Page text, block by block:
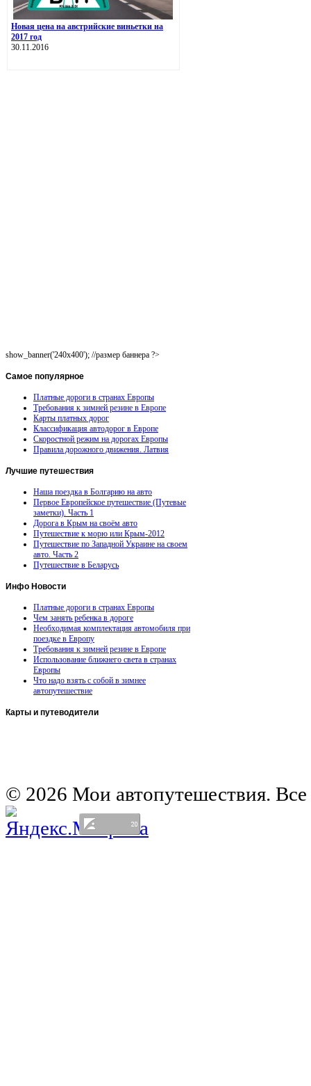
Новая цена на австрийские виньетки на
2017 год
30.11.2016
show_banner('240x400'); //размер баннера ?>
Самое популярное
Платные дороги в странах Европы
Требования к зимней резине в Европе
Карты платных дорог
Классификация автодорог в Европе
Скоростной режим на дорогах Европы
Правила дорожного движения. Латвия
Лучшие путешествия
Наша поездка в Болгарию на авто
Первое Европейское путешествие (Путевые
заметки). Часть 1
Дорога в Крым на своём авто
Путешествие к морю или Крым-2012
Путешествие по Западной Украине на своем
авто. Часть 2
Путешествие в Беларусь
Инфо Новости
Платные дороги в странах Европы
Чем занять ребенка в дороге
Необходимая комплектация автомобиля при
поездке в Европу
Требования к зимней резине в Европе
Использование ближнего света в странах
Европы
Что надо взять с собой в зимнее
автопутешествие
Карты и путеводители
© 2026 Мои автопутешествия.